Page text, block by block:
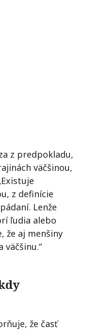
z predpokladu,
väčšinou,
z definície
Lenže
ľudia alebo
že aj menšiny
väčšinu.“
že časť